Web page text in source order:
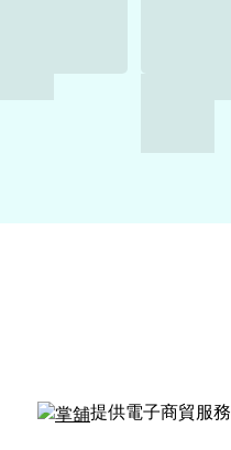
提供電子商貿服務